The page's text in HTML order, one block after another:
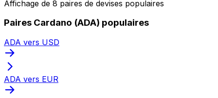
Affichage de 8 paires de devises populaires
Paires Cardano (ADA) populaires
ADA vers USD
ADA vers EUR